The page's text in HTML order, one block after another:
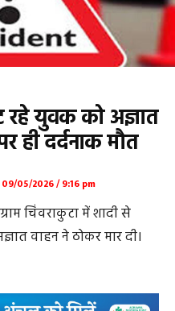
रहे युवक को अज्ञात
ही दर्दनाक मौत
09/05/2026 / 9:16 pm
चिंवराकुटा में शादी से
वाहन ने ठोकर मार दी।